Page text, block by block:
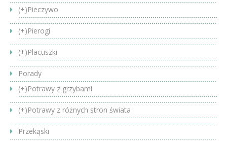
(+)Pieczywo
(+)Pierogi
(+)Placuszki
Porady
(+)Potrawy z grzybami
(+)Potrawy z różnych stron świata
Przekąski